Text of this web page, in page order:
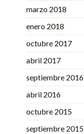
marzo 2018
enero 2018
octubre 2017
abril 2017
septiembre 2016
abril 2016
octubre 2015
septiembre 2015